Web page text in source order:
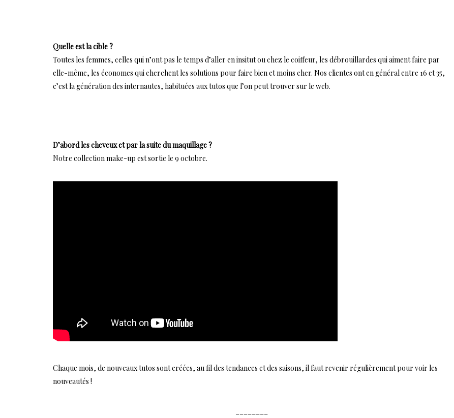
Quelle est la cible ?
Toutes les femmes, celles qui n’ont pas le temps d’aller en insitut ou chez le coiffeur, les débrouillardes qui aiment faire par
elle-même, les économes qui cherchent les solutions pour faire bien et moins cher. Nos clientes ont en général entre 16 et 35,
c’est la génération des internautes, habituées aux tutos que l’on peut trouver sur le web.
D’abord les cheveux et par la suite du maquillage ?
Notre collection make-up est sortie le 9 octobre.
Chaque mois, de nouveaux tutos sont créées, au fil des tendances et des saisons, il faut revenir régulièrement pour voir les
nouveautés !